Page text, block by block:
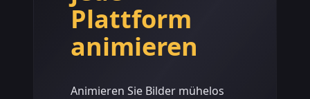
Plattform
animieren
Animieren Sie Bilder mühelos